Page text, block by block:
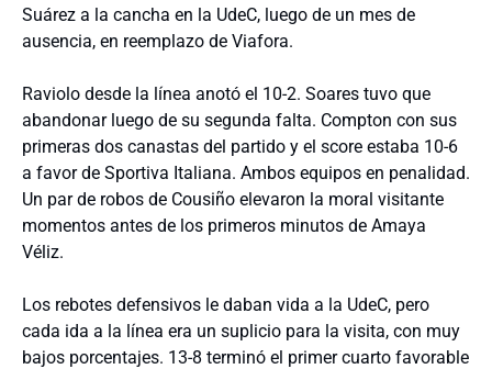
Suárez a la cancha en la UdeC, luego de un mes de
ausencia, en reemplazo de Viafora.
Raviolo desde la línea anotó el 10-2. Soares tuvo que
abandonar luego de su segunda falta. Compton con sus
primeras dos canastas del partido y el score estaba 10-6
a favor de Sportiva Italiana. Ambos equipos en penalidad.
Un par de robos de Cousiño elevaron la moral visitante
momentos antes de los primeros minutos de Amaya
Véliz.
Los rebotes defensivos le daban vida a la UdeC, pero
cada ida a la línea era un suplicio para la visita, con muy
bajos porcentajes. 13-8 terminó el primer cuarto favorable